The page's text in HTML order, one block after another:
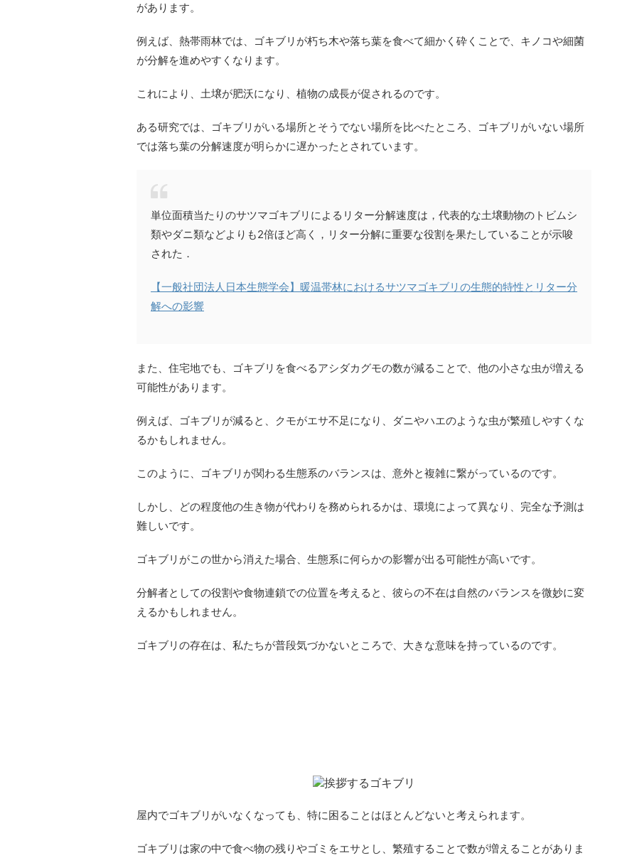
があります。
例えば、熱帯雨林では、ゴキブリが朽ち木や落ち葉を食べて細かく砕くことで、キノコや細菌
が分解を進めやすくなります。
これにより、土壌が肥沃になり、植物の成長が促されるのです。
ある研究では、ゴキブリがいる場所とそうでない場所を比べたところ、ゴキブリがいない場所
では落ち葉の分解速度が明らかに遅かったとされています。
単位面積当たりのサツマゴキブリによるリター分解速度は，代表的な土壌動物のトビムシ
類やダニ類などよりも2倍ほど高く，リター分解に重要な役割を果たしていることが示唆
された．
【一般社団法人日本生態学会】暖温帯林におけるサツマゴキブリの生態的特性とリター分
解への影響
また、住宅地でも、ゴキブリを食べるアシダカグモの数が減ることで、他の小さな虫が増える
可能性があります。
例えば、ゴキブリが減ると、クモがエサ不足になり、ダニやハエのような虫が繁殖しやすくな
るかもしれません。
このように、ゴキブリが関わる生態系のバランスは、意外と複雑に繋がっているのです。
しかし、どの程度他の生き物が代わりを務められるかは、環境によって異なり、完全な予測は
難しいです。
ゴキブリがこの世から消えた場合、生態系に何らかの影響が出る可能性が高いです。
分解者としての役割や食物連鎖での位置を考えると、彼らの不在は自然のバランスを微妙に変
えるかもしれません。
ゴキブリの存在は、私たちが普段気づかないところで、大きな意味を持っているのです。
屋内でゴキブリがいなくなっても、特に困ることはほとんどないと考えられます。
ゴキブリは家の中で食べ物の残りやゴミをエサとし、繁殖することで数が増えることがありま